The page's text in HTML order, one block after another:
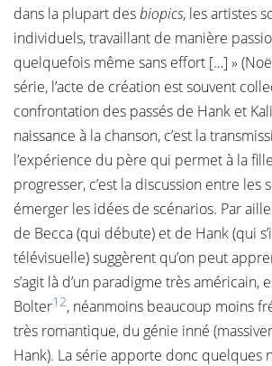
dans la plupart desbiopics, les artistes
individuels, travaillant de manière
quelquefois même sans effort […] »
série, l’acte de création est souvent
confrontation des passés de Hank et
naissance à la chanson, c’est la
l’expérience du père qui permet à la
progresser, c’est la discussion entre les
émerger les idées de scénarios. Par
de Becca (qui débute) et de Hank (qui
télévisuelle) suggèrent qu’on peut
s’agit là d’un paradigme très américain,
Bolter12, néanmoins beaucoup moins
très romantique, du génie inné
Hank). La série apporte donc quelques